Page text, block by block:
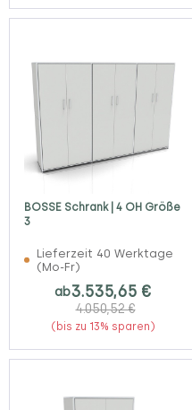
BOSSE Schrank | 4 OH Größe
3
Lieferzeit 40 Werktage
(Mo-Fr)
ab3.535,65 €
4.050,52 €
(bis zu 13% sparen)